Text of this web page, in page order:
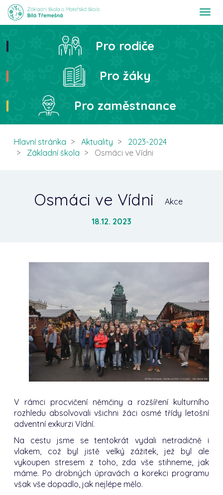
T
t
Hledat
Pro rodiče
Pro žáky
Pro zaměstnance
Hlavní stránka Aktuality
2023-2024
Základní škola
Osmáci ve Vídni
Osmáci ve Vídni
Akce
18.12. 2023
V rámci procvičení němčiny a rozšíření kulturního
rozhledu absolvovali všichni žáci osmé třídy letošní
adventní exkurzi Vídní.
Na cestu jsme se tentokrát vydali netradičně i
vlakem, což byl jistě velký zážitek, jež byl ale
vykoupen stresem z toho, zda vše stihneme, jak
máme. Po drobných úpravách a korekci programu
však vše dopadlo, jak nejlépe mělo.